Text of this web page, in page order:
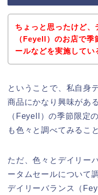
ちょっと思ったけど、
（Feyell）のお店で季
ールなどを実施してい
ということで、私自身
商品にかなり興味があ
（Feyell）の季節限定
も色々と調べてみるこ
ただ、色々とデイリー
ータムセールについて
デイリーバランス（